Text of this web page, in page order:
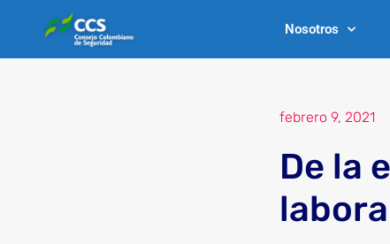
Nosotros
febrero 9, 2021
De la